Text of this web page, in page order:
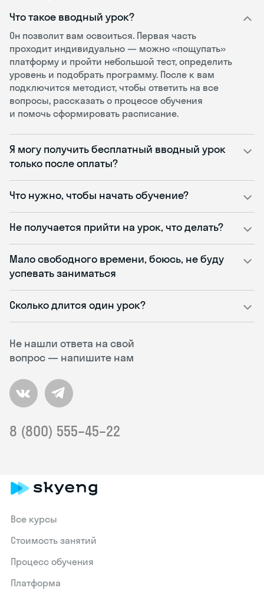
Не нашли ответа на свой
вопрос — напишите нам
8 (800) 555–45–22
Что такое вводный урок?
Он позволит вам освоиться. Первая часть
проходит индивидуально — можно «пощупать»
платформу и пройти небольшой тест, определить
уровень и подобрать программу. После к вам
подключится методист, чтобы ответить на все
вопросы, рассказать о процессе обучения
и помочь сформировать расписание.
Я могу получить бесплатный вводный урок
только после оплаты?
Что нужно, чтобы начать обучение?
Не получается прийти на урок, что делать?
Мало свободного времени, боюсь, не буду
успевать заниматься
Сколько длится один урок?
Все курсы
Стоимость занятий
Процесс обучения
Платформа